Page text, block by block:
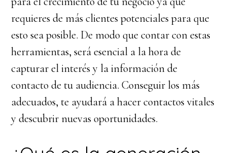
requieres de más clientes potenciales para que
esto sea posible. De modo que contar con estas
herramientas, será esencial a la hora de
capturar el interés y la información de
contacto de tu audiencia. Conseguir los más
adecuados, te ayudará a hacer contactos vitales
y descubrir nuevas oportunidades.